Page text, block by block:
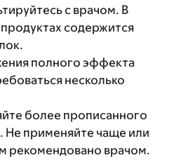
с врачом. В
содержится
полного эффекта
несколько
более прописанного
Не применяйте чаще или
рекомендовано врачом.